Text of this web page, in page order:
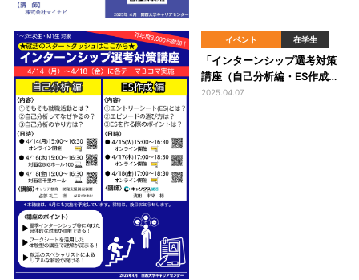
イベント 在学生
「インターンシップ選考対策
講座（自己分析編・ES作成
編）」を開催します。
2025.04.07